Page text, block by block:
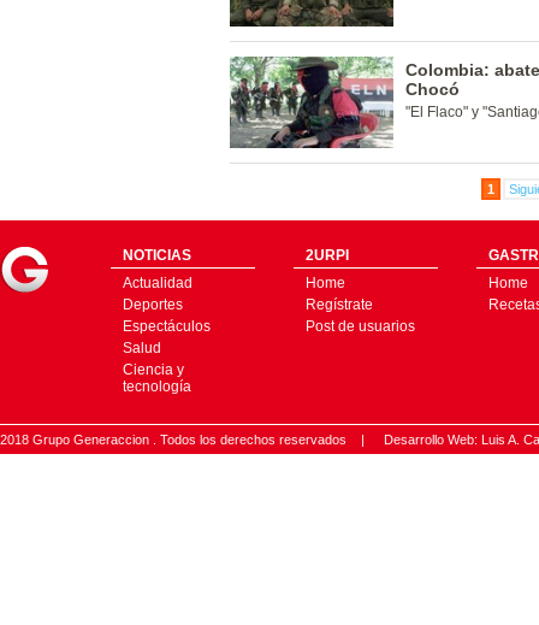
Colombia:
Chocó
"El Flaco" y
1
NOTICIAS
Actualidad
Deportes
Espectáculos
Salud
Ciencia y
tecnología
2URPI
Home
Regístrate
Post de usuarios
Home
2018 Grupo Generaccion . Todos los derechos reservados | Desarrollo Web: Luis